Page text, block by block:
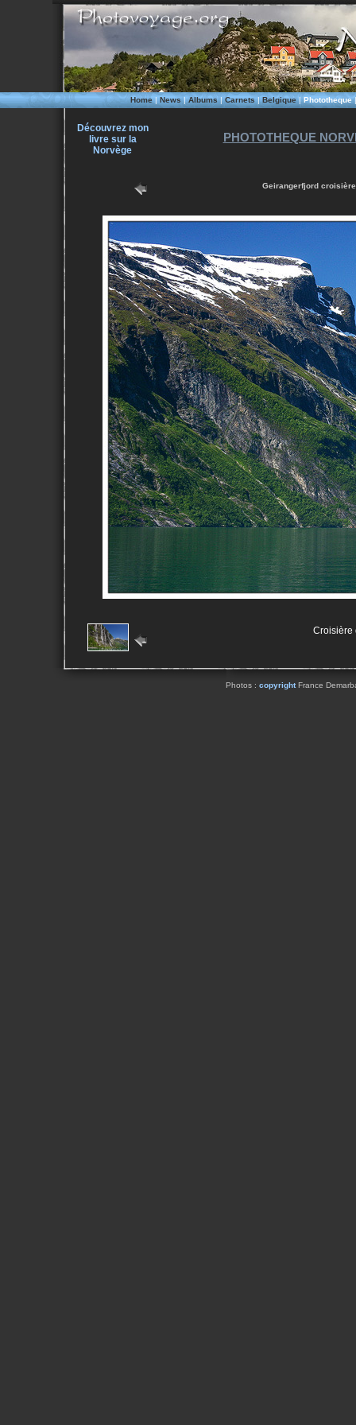
Home|News|Albums|Carnets|Belgique|Phototheque
Découvrez mon
livre sur la
Norvège
PHOTOTHEQUE
Geirangerfjord croisière
Croisière
Photos : copyrightFrance